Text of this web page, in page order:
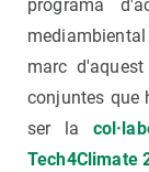
programa
marc
conjuntes que
ser la
Tech4Climate